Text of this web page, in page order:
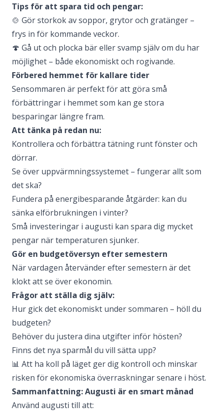
Tips för att spara tid och pengar:
🍲 Gör storkok av soppor, grytor och gratänger –
frys in för kommande veckor.
🍄 Gå ut och plocka bär eller svamp själv om du har
möjlighet – både ekonomiskt och rogivande.
Förbered hemmet för kallare tider
Sensommaren är perfekt för att göra små
förbättringar i hemmet som kan ge stora
besparingar längre fram.
Att tänka på redan nu:
Kontrollera och förbättra tätning runt fönster och
dörrar.
Se över uppvärmningssystemet – fungerar allt som
det ska?
Fundera på energibesparande åtgärder: kan du
sänka elförbrukningen i vinter?
Små investeringar i augusti kan spara dig mycket
pengar när temperaturen sjunker.
Gör en budgetöversyn efter semestern
När vardagen återvänder efter semestern är det
klokt att se över ekonomin.
Frågor att ställa dig själv:
Hur gick det ekonomiskt under sommaren – höll du
budgeten?
Behöver du justera dina utgifter inför hösten?
Finns det nya sparmål du vill sätta upp?
📊 Att ha koll på läget ger dig kontroll och minskar
risken för ekonomiska överraskningar senare i höst.
Sammanfattning: Augusti är en smart månad
Använd augusti till att: